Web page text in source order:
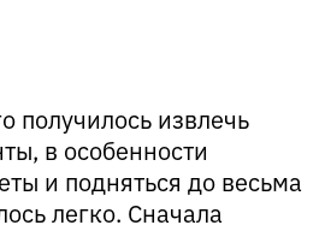
получилось извлечь
в особенности
и подняться до весьма
легко. Сначала